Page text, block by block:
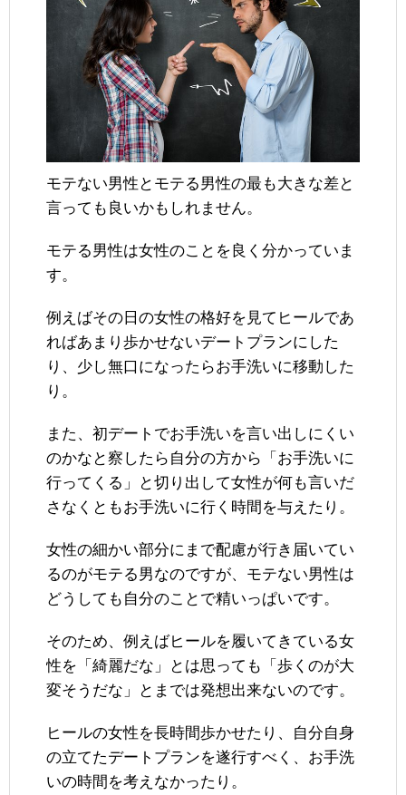
モテない男性とモテる男性の最も大きな差と
言っても良いかもしれません。
モテる男性は女性のことを良く分かっていま
す。
例えばその日の女性の格好を見てヒールであ
ればあまり歩かせないデートプランにした
り、少し無口になったらお手洗いに移動した
り。
また、初デートでお手洗いを言い出しにくい
のかなと察したら自分の方から「お手洗いに
行ってくる」と切り出して女性が何も言いだ
さなくともお手洗いに行く時間を与えたり。
女性の細かい部分にまで配慮が行き届いてい
るのがモテる男なのですが、モテない男性は
どうしても自分のことで精いっぱいです。
そのため、例えばヒールを履いてきている女
性を「綺麗だな」とは思っても「歩くのが大
変そうだな」とまでは発想出来ないのです。
ヒールの女性を長時間歩かせたり、自分自身
の立てたデートプランを遂行すべく、お手洗
いの時間を考えなかったり。